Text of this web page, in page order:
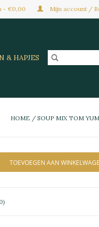
- €0,00 Mijn account /
& HAPJES
HOME / SOUP MIX TOM
TOEVOEGEN AAN